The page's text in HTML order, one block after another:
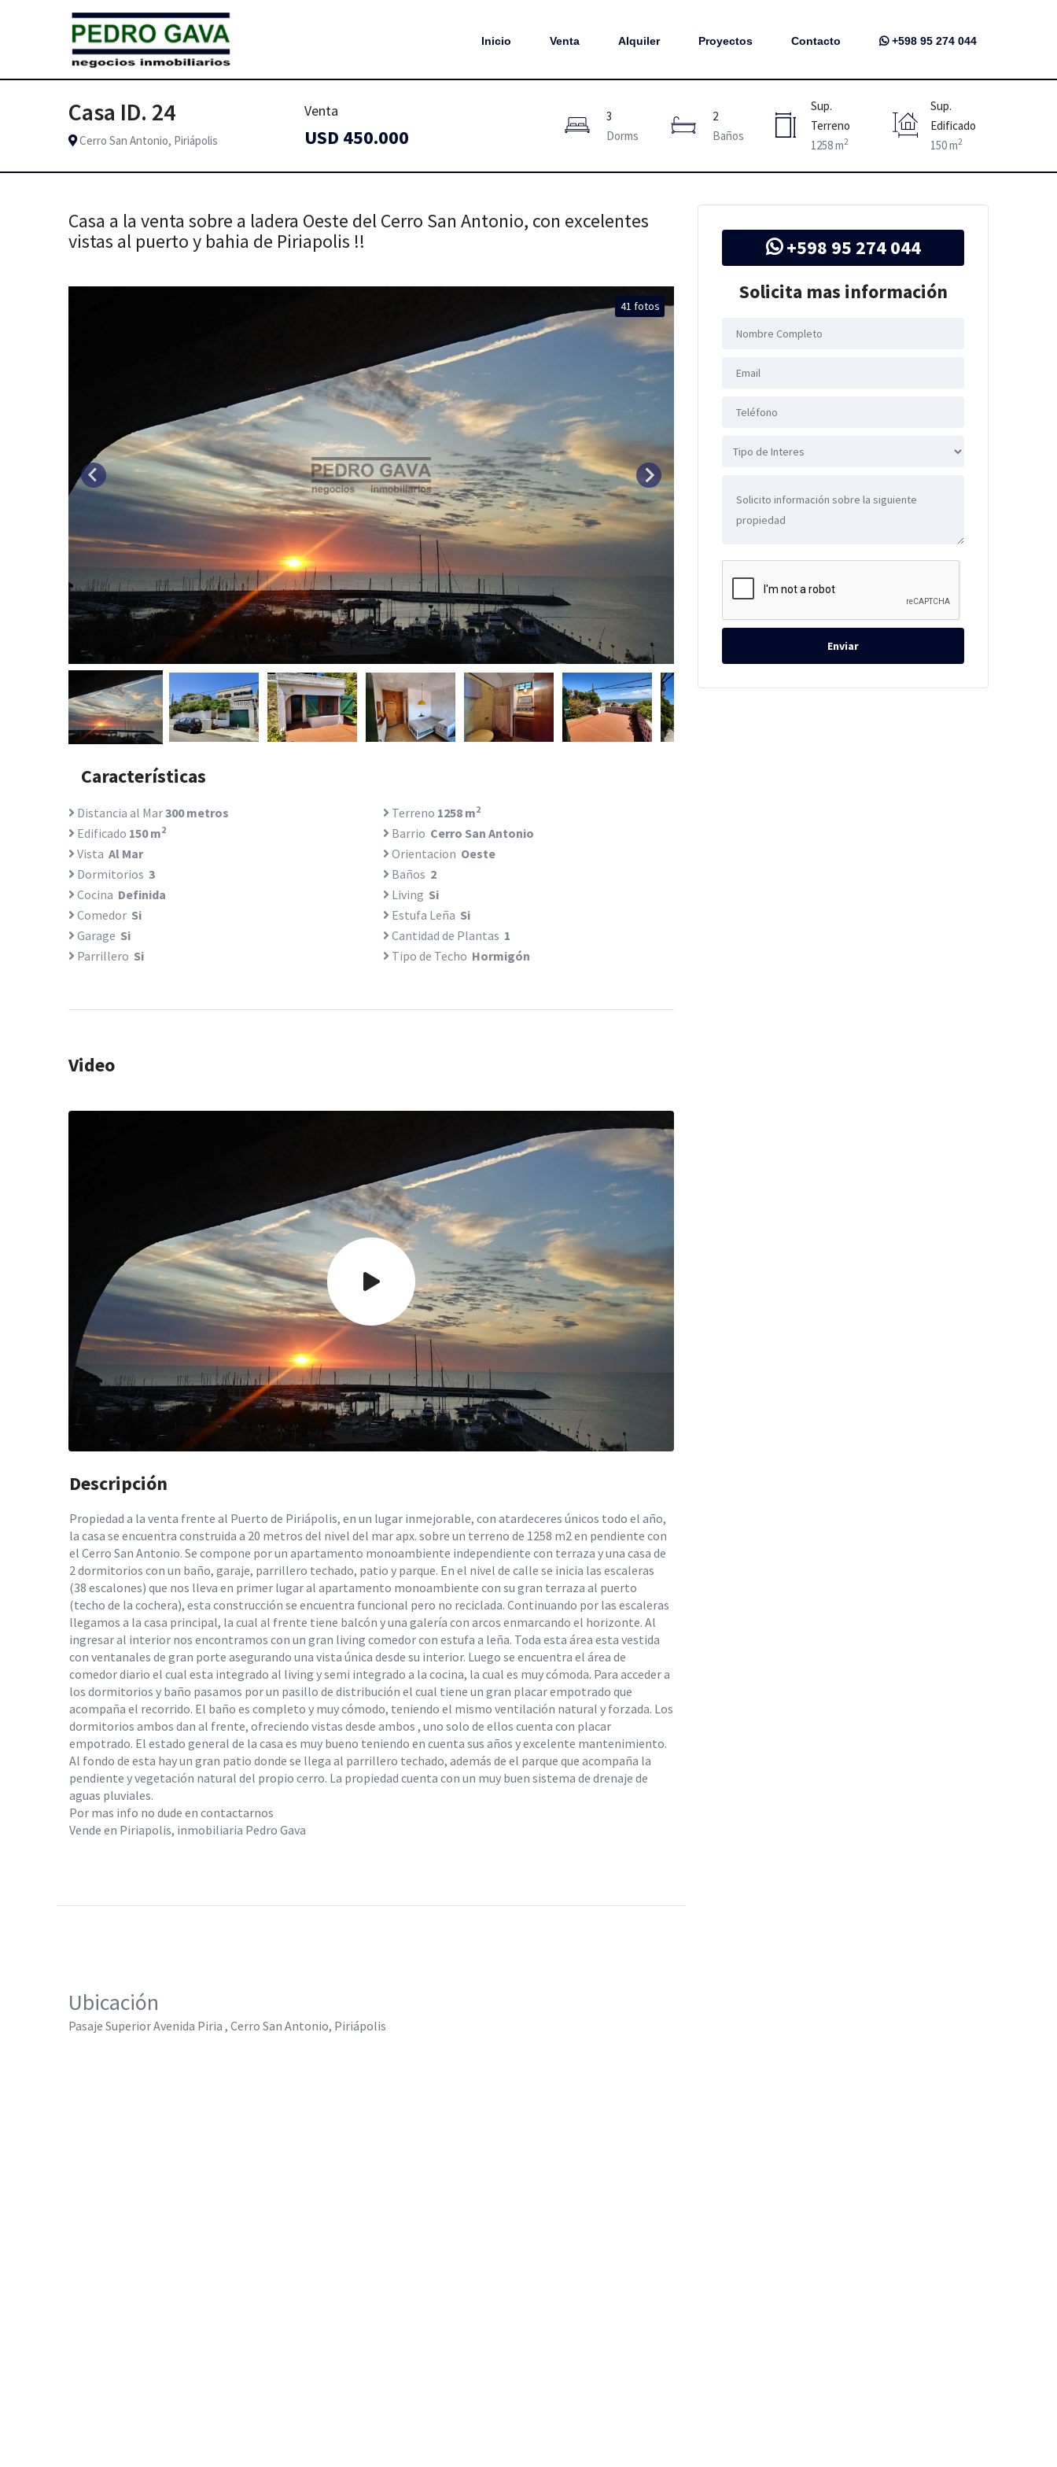
Inicio Venta Alquiler Proyectos Contacto +598 95 274 044
Casa ID. 24
Cerro San Antonio, Piriápolis
Venta
USD 450.000
3
Dorms
2
Baños
Sup.
Terreno
1258 m2
Sup.
Edificado
150 m2
Casa a la venta sobre a ladera Oeste del Cerro San Antonio, con excelentes
vistas al puerto y bahia de Piriapolis !!
41 fotos
Características
Distancia al Mar300 metros Terreno 1258 m2
Edificado 150 m2 Barrio Cerro San Antonio
Vista Al Mar Orientacion Oeste
Dormitorios 3 Baños 2
Cocina Definida Living Si
Comedor Si Estufa Leña Si
Garage Si Cantidad de Plantas 1
Parrillero Si Tipo de Techo Hormigón
Video
Descripción
Propiedad a la venta frente al Puerto de Piriápolis, en un lugar inmejorable, con atardeceres únicos todo el año,
la casa se encuentra construida a 20 metros del nivel del mar apx. sobre un terreno de 1258 m2 en pendiente con
el Cerro San Antonio. Se compone por un apartamento monoambiente independiente con terraza y una casa de
2 dormitorios con un baño, garaje, parrillero techado, patio y parque. En el nivel de calle se inicia las escaleras
(38 escalones) que nos lleva en primer lugar al apartamento monoambiente con su gran terraza al puerto
(techo de la cochera), esta construcción se encuentra funcional pero no reciclada. Continuando por las escaleras
llegamos a la casa principal, la cual al frente tiene balcón y una galería con arcos enmarcando el horizonte. Al
ingresar al interior nos encontramos con un gran living comedor con estufa a leña. Toda esta área esta vestida
con ventanales de gran porte asegurando una vista única desde su interior. Luego se encuentra el área de
comedor diario el cual esta integrado al living y semi integrado a la cocina, la cual es muy cómoda. Para acceder a
los dormitorios y baño pasamos por un pasillo de distribución el cual tiene un gran placar empotrado que
acompaña el recorrido. El baño es completo y muy cómodo, teniendo el mismo ventilación natural y forzada. Los
dormitorios ambos dan al frente, ofreciendo vistas desde ambos , uno solo de ellos cuenta con placar
empotrado. El estado general de la casa es muy bueno teniendo en cuenta sus años y excelente mantenimiento.
Al fondo de esta hay un gran patio donde se llega al parrillero techado, además de el parque que acompaña la
pendiente y vegetación natural del propio cerro. La propiedad cuenta con un muy buen sistema de drenaje de
aguas pluviales.
Por mas info no dude en contactarnos
Vende en Piriapolis, inmobiliaria Pedro Gava
Ubicación
Pasaje Superior Avenida Piria , Cerro San Antonio, Piriápolis
+598 95 274 044
Solicita mas información
Enviar